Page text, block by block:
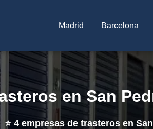
Madrid Barcelona
en San
⭐ 4empresas de trasteros en